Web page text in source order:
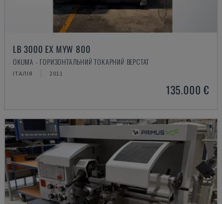
LB 3000 EX MYW 800
OKUMA - ГОРИЗОНТАЛЬНИЙ ТОКАРНИЙ ВЕРСТАТ
ІТАЛІЯ 2011
135.000 €